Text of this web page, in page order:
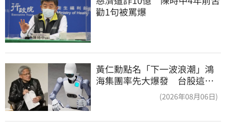
勸1句被罵爆
黃仁勳點名「下一波浪潮」鴻
海集團率先大爆發 台股這族
(2026年08月06日)